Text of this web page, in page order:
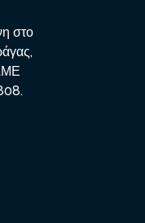
στο